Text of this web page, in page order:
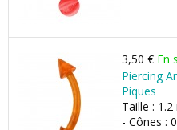
3,50 € En
Piercing
Piques
Taille :
- Cônes :